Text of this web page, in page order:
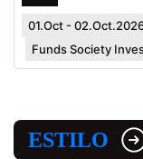
01.Oct -
Funds Society
ESTILO